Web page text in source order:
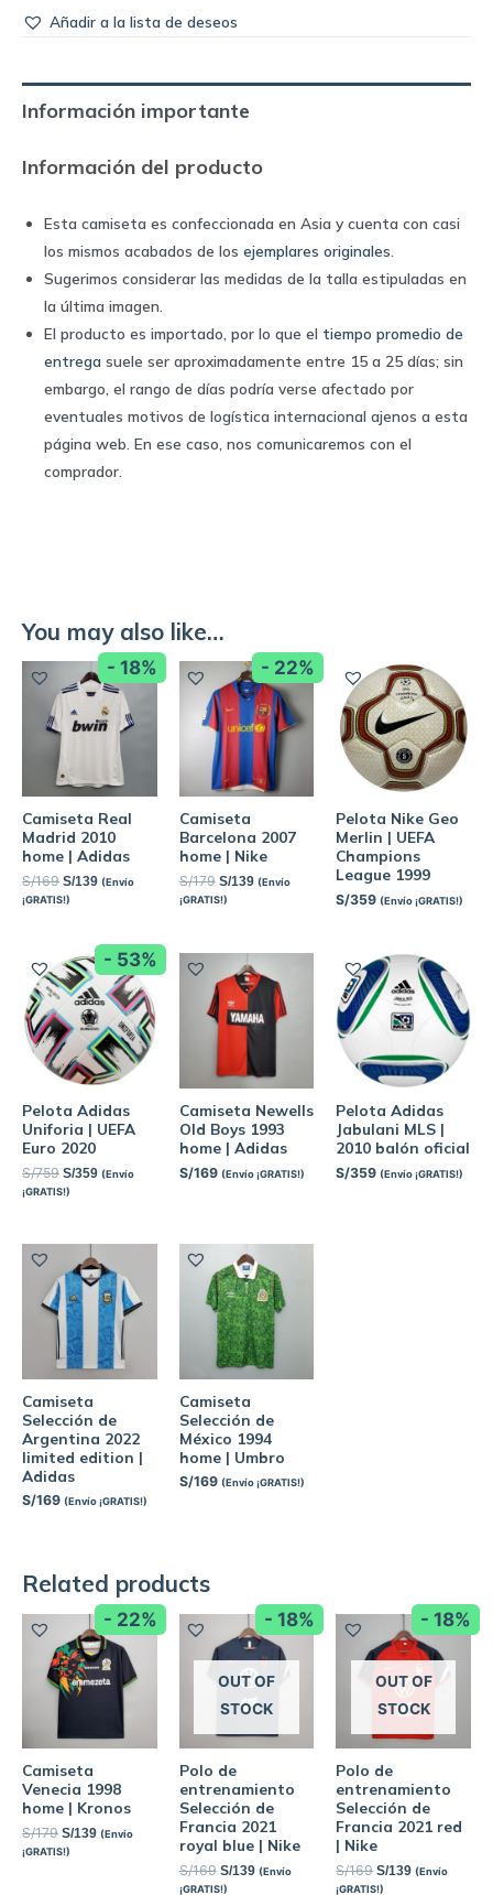
Añadir a la lista de deseos
Información importante
Información del producto
Esta camiseta es confeccionada en Asia y cuenta con casi
los mismos acabados de los ejemplares originales
Sugerimos considerar las medidas de la talla estipuladas en
la última imagen.
El producto es importado, por lo que el tiempo promedio de
entrega suele ser aproximadamente entre 15 a 25 días; sin
embargo, el rango de días podría verse afectado por
eventuales motivos de logística internacional ajenos a esta
página web. En ese caso, nos comunicaremos con el
comprador.
You may also like…
- 18%
Camiseta Real
Madrid 2010
home | Adidas
S/169 S/139 (Envío
¡GRATIS!)
- 22%
Camiseta
Barcelona 2007
home | Nike
S/179 S/139 (Envío
¡GRATIS!)
Pelota Nike Geo
Merlin | UEFA
Champions
League 1999
S/359 (Envío ¡GRATIS!)
- 53%
Pelota Adidas
Uniforia | UEFA
Euro 2020
S/759 S/359 (Envío
¡GRATIS!)
Camiseta Newells
Old Boys 1993
home | Adidas
S/169 (Envío ¡GRATIS!)
Pelota Adidas
Jabulani MLS |
2010 balón oficial
S/359 (Envío ¡GRATIS!)
Camiseta
Selección de
Argentina 2022
limited edition |
Adidas
S/169 (Envío ¡GRATIS!)
Camiseta
Selección de
México 1994
home | Umbro
S/169 (Envío ¡GRATIS!)
Related products
- 22%
Camiseta
Venecia 1998
home | Kronos
S/179 S/139 (Envío
¡GRATIS!)
- 18%
OUT OF
STOCK
Polo de
entrenamiento
Selección de
Francia 2021
royal blue | Nike
S/169 S/139 (Envío
¡GRATIS!)
- 18%
OUT OF
STOCK
Polo de
entrenamiento
Selección de
Francia 2021 red
| Nike
S/169 S/139 (Envío
¡GRATIS!)